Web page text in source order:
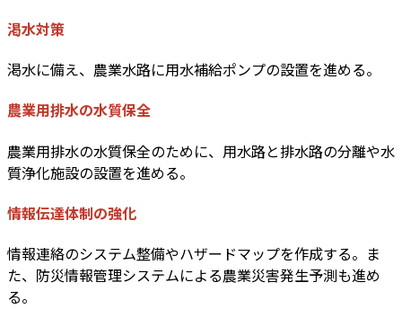
渇水対策
渇水に備え、農業水路に用水補給ポンプの設置を進める。
農業用排水の水質保全
農業用排水の水質保全のために、用水路と排水路の分離や水
質浄化施設の設置を進める。
情報伝達体制の強化
情報連絡のシステム整備やハザードマップを作成する。ま
た、防災情報管理システムによる農業災害発生予測も進め
る。